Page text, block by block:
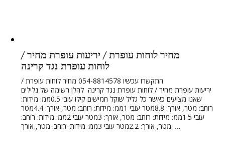
מחיר לוחות עופרת / יריעות עופרת מחיר /
לוחות עופרת נגד קרינה
התקשרו עכשיו 054-8814578 מחיר לוחות עופרת /
יריעות עופרת מחיר / לוחות עופרת נגד קרינה להלן רשימה של גלילים
שאנו מציעים כאשר כל גליל שוקל חמישים קילו עובי 0.5ממ: מידות:
רוחב: מטר, אורך: 8.8מטר עובי 1ממ: מידות: רוחב: מטר, אורך: 4.4מטר
עובי 1.5ממ: מידות: רוחב: מטר, אורך: 3מטר עובי 2ממ: מידות: רוחב:
מטר, אורך: 2.2מטר עובי 3ממ: מידות: רוחב: מטר, אורך: …